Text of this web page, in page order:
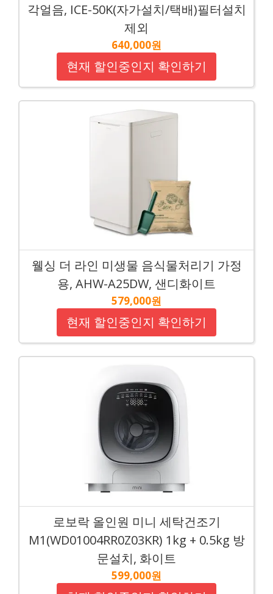
각얼음, ICE-50K(자가설치/택배)필터설치
제외
640,000원
현재 할인중인지 확인하기
웰싱 더 라인 미생물 음식물처리기 가정
용, AHW-A25DW, 샌디화이트
579,000원
현재 할인중인지 확인하기
로보락 올인원 미니 세탁건조기
M1(WD01004RR0Z03KR) 1kg + 0.5kg 방
문설치, 화이트
599,000원